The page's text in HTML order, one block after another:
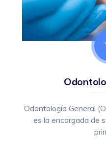
Odontología General
es la encargada de